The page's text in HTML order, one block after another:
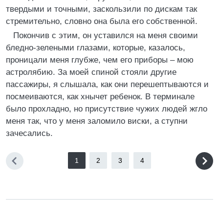
твердыми и точными, заскользили по дискам так
стремительно, словно она была его собственной.
Покончив с этим, он уставился на меня своими
бледно-зелеными глазами, которые, казалось,
проницали меня глубже, чем его приборы – мою
астролябию. За моей спиной стояли другие
пассажиры, я слышала, как они перешептываются и
посмеиваются, как хнычет ребенок. В терминале
было прохладно, но присутствие чужих людей жгло
меня так, что у меня заломило виски, а ступни
зачесались.
1 2 3 4